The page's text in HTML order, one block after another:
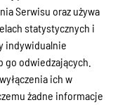
Serwisu oraz używa
statystycznych i
indywidualnie
odwiedzających.
ich w
żadne informacje